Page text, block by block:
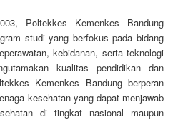
Poltekkes Kemenkes Bandung
studi yang berfokus pada bidang
kebidanan, serta teknologi
kualitas pendidikan dan
Kemenkes Bandung berperan
kesehatan yang dapat menjawab
di tingkat nasional maupun